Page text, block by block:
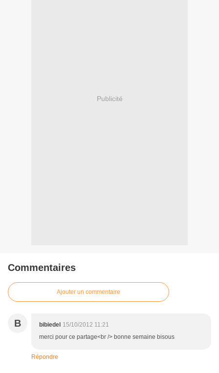
Publicité
Commentaires
Ajouter un commentaire
B bibiedel 15/10/2012 11:21
merci pour ce partage<br /> bonne semaine bisous
Répondre